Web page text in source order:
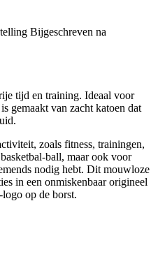
Bijgeschreven na
tijd en training. Ideaal voor
gemaakt van zacht katoen dat
zoals fitness, trainingen,
ball, maar ook voor
nodig hebt. Dit mouwloze
in een onmiskenbaar origineel
op de borst.